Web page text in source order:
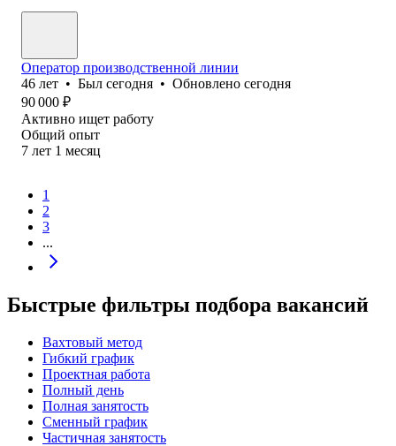
Оператор производственной линии
46 лет • Был сегодня • Обновлено сегодня
90 000 ₽
Активно ищет работу
Общий опыт
7 лет 1 месяц
1
2
3
...
Быстрые фильтры подбора вакансий
Вахтовый метод
Гибкий график
Проектная работа
Полный день
Полная занятость
Сменный график
Частичная занятость